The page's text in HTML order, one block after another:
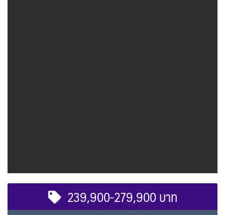
239,900-279,900 บาท